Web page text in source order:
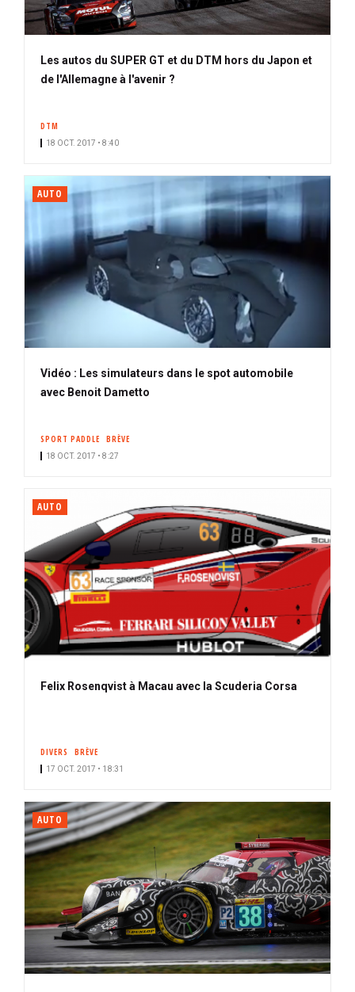
Les autos du SUPER GT et du DTM hors du Japon et
de l'Allemagne à l'avenir ?
DTM
18 OCT. 2017 • 8:40
AUTO
Vidéo : Les simulateurs dans le spot automobile
avec Benoit Dametto
SPORT PADDLE BRÈVE
18 OCT. 2017 • 8:27
AUTO
Felix Rosenqvist à Macau avec la Scuderia Corsa
DIVERS BRÈVE
17 OCT. 2017 • 18:31
AUTO